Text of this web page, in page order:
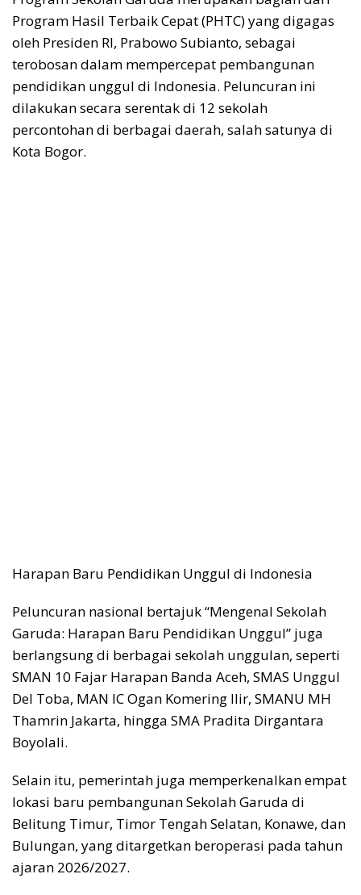
Program Hasil Terbaik Cepat (PHTC) yang digagas
oleh Presiden RI, Prabowo Subianto, sebagai
terobosan dalam mempercepat pembangunan
pendidikan unggul di Indonesia. Peluncuran ini
dilakukan secara serentak di 12 sekolah
percontohan di berbagai daerah, salah satunya di
Kota Bogor.
Harapan Baru Pendidikan Unggul di Indonesia
Peluncuran nasional bertajuk “Mengenal Sekolah
Garuda: Harapan Baru Pendidikan Unggul” juga
berlangsung di berbagai sekolah unggulan, seperti
SMAN 10 Fajar Harapan Banda Aceh, SMAS Unggul
Del Toba, MAN IC Ogan Komering Ilir, SMANU MH
Thamrin Jakarta, hingga SMA Pradita Dirgantara
Boyolali.
Selain itu, pemerintah juga memperkenalkan empat
lokasi baru pembangunan Sekolah Garuda di
Belitung Timur, Timor Tengah Selatan, Konawe, dan
Bulungan, yang ditargetkan beroperasi pada tahun
ajaran 2026/2027.